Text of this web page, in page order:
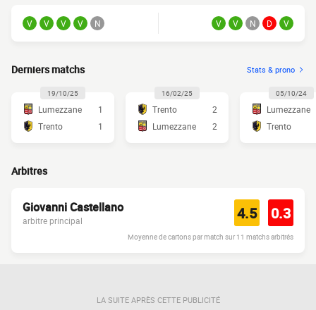
V V V V N V V N D V
Derniers matchs Stats & prono
19/10/25
Lumezzane
1
Trento
1
16/02/25
Trento
2
Lumezzane
2
05/10/24
Lumezzane
Trento
Arbitres
Giovanni Castellano
arbitre principal 4.5 0.3
Moyenne de cartons par match sur 11 matchs arbitrés
LA SUITE APRÈS CETTE PUBLICITÉ